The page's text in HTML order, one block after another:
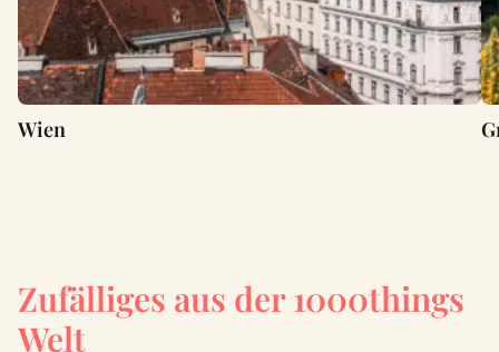
Wien
Zufälliges aus der 1000things
Welt